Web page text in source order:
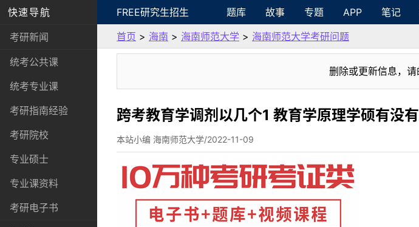
快速导航
考研新闻
统考公共课
统考专业课
考研指南经验
考研院校
专业硕士
专业课资料
考研电子书
FREE研究生招生 题库 故事 专题 APP 笔记
首页 > 海南 > 海南师范大学 > 海南师范大学考研问题
删除或更新信息，
跨考教育学调剂以几个1 教育学原理学硕有没
本站小编 海南师范大学/2022-11-09